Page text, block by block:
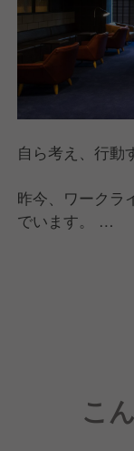
自ら考え、行動
昨今、ワークラ
でいます。
単なる「我慢
もったいない
せっかく働く
生を豊かにし
そしてその実
こ